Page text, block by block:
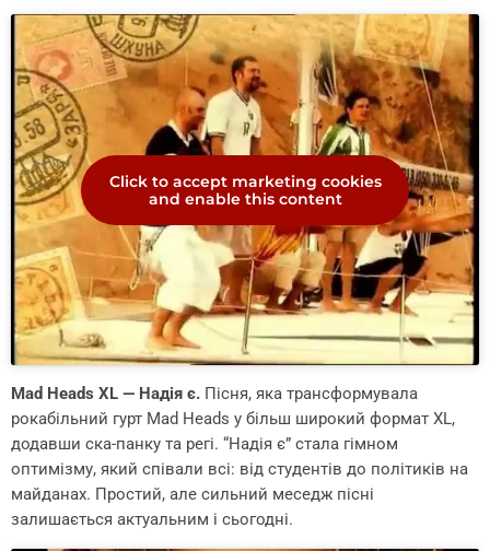
Click to accept marketing cookies
and enable this content
Mad Heads XL — Надія є. Пісня, яка трансформувала
рокабільний гурт Mad Heads у більш широкий формат XL,
додавши ска-панку та регі. “Надія є” стала гімном
оптимізму, який співали всі: від студентів до політиків на
майданах. Простий, але сильний меседж пісні
залишається актуальним і сьогодні.